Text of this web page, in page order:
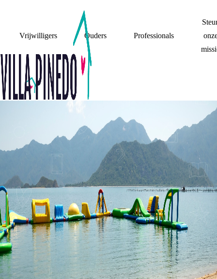
Vrijwilligers Ouders Professionals
STIEFOUDERS
5 TIPS VAN
KINDEREN OVER
DE
ZOMERVAKANTIE